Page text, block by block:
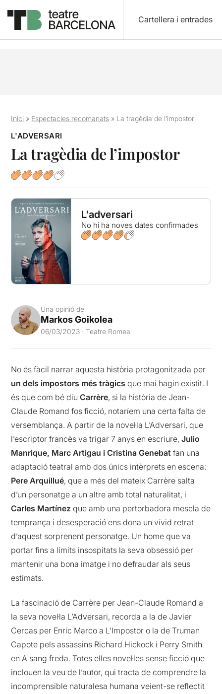
Cartellera i entrades
Inici » Espectacles recomanats » La tragèdia de l’impostor
L'ADVERSARI
La tragèdia de l’impostor
L'adversari
No hi ha noves dates confirmades
Una opinió de
Markos Goikolea
06/03/2023 · Teatre Romea
No és fàcil narrar aquesta història protagonitzada per
un dels impostors més tràgics que mai hagin existit. I
és que com bé diuCarrère, si la història de Jean-
Claude Romand fos ficció, notaríem una certa falta de
versemblança. A partir de la novel·la L’Adversari, que
l’escriptor francès va trigar 7 anys en escriure,Julio
Manrique, Marc Artigau i Cristina Genebat fan una
adaptació teatral amb dos únics intèrprets en escena:
Pere Arquillué, que a més del mateix Carrère salta
d’un personatge a un altre amb total naturalitat, i
Carles Martínez que amb una pertorbadora mescla de
temprança i desesperació ens dona un vívid retrat
d’aquest sorprenent personatge. Un home que va
portar fins a límits insospitats la seva obsessió per
mantenir una bona imatge i no defraudar als seus
estimats.
La fascinació de Carrère per Jean-Claude Romand a
la seva novel·la L’Adversari, recorda a la de Javier
Cercas per Enric Marco a L’Impostor o la de Truman
Capote pels assassins Richard Hickock i Perry Smith
en A sang freda. Totes elles novel·les sense ficció que
inclouen la veu de l’autor, qui tracta de comprendre la
incomprensible naturalesa humana veient-se reflectit